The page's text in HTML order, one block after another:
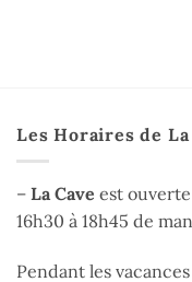
Les Horaires de
– La Cave est
16h30 à 18h45 de
Pendant les